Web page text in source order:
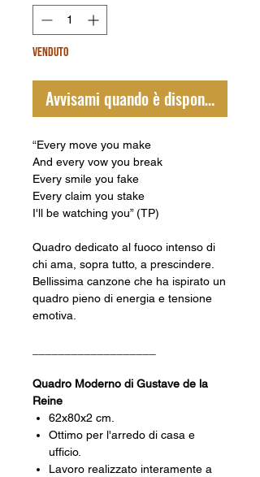
VENDUTO
Avvisami quando è disponibile
“Every move you make
And every vow you break
Every smile you fake
Every claim you stake
I'll be watching you” (TP)
Quadro dedicato al fuoco intenso di
chi ama, sopra tutto, a prescindere.
Bellissima canzone che ha ispirato un
quadro pieno di energia e tensione
emotiva.
Quadro Moderno di Gustave de la
Reine
62x80x2 cm.
Ottimo per l'arredo di casa e
ufficio.
Lavoro realizzato interamente a